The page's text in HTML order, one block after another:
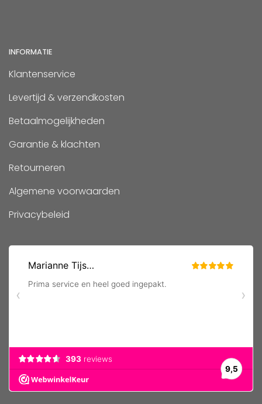
INFORMATIE
Klantenservice
Levertijd & verzendkosten
Betaalmogelijkheden
Garantie & klachten
Retourneren
Algemene voorwaarden
Privacybeleid